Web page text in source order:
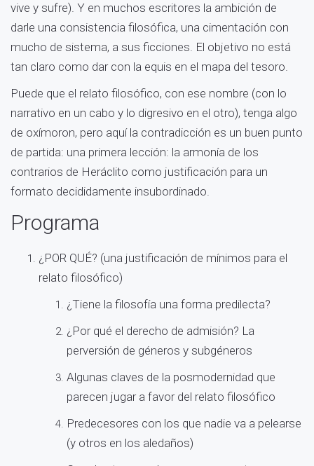
vive y sufre). Y en muchos escritores la ambición de
darle una consistencia filosófica, una cimentación con
mucho de sistema, a sus ficciones. El objetivo no está
tan claro como dar con la equis en el mapa del tesoro.
Puede que el relato filosófico, con ese nombre (con lo
narrativo en un cabo y lo digresivo en el otro), tenga algo
de oxímoron, pero aquí la contradicción es un buen punto
de partida: una primera lección: la armonía de los
contrarios de Heráclito como justificación para un
formato decididamente insubordinado.
Programa
¿POR QUÉ? (una justificación de mínimos para el
relato filosófico)
¿Tiene la filosofía una forma predilecta?
¿Por qué el derecho de admisión? La
perversión de géneros y subgéneros
Algunas claves de la posmodernidad que
parecen jugar a favor del relato filosófico
Predecesores con los que nadie va a pelearse
(y otros en los aledaños)